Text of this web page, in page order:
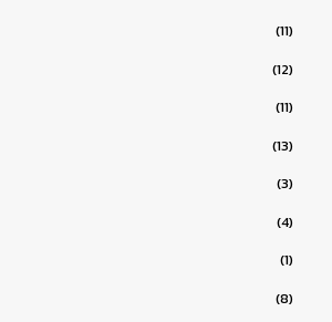
(11)
(12)
(11)
(13)
(3)
(4)
(1)
(8)